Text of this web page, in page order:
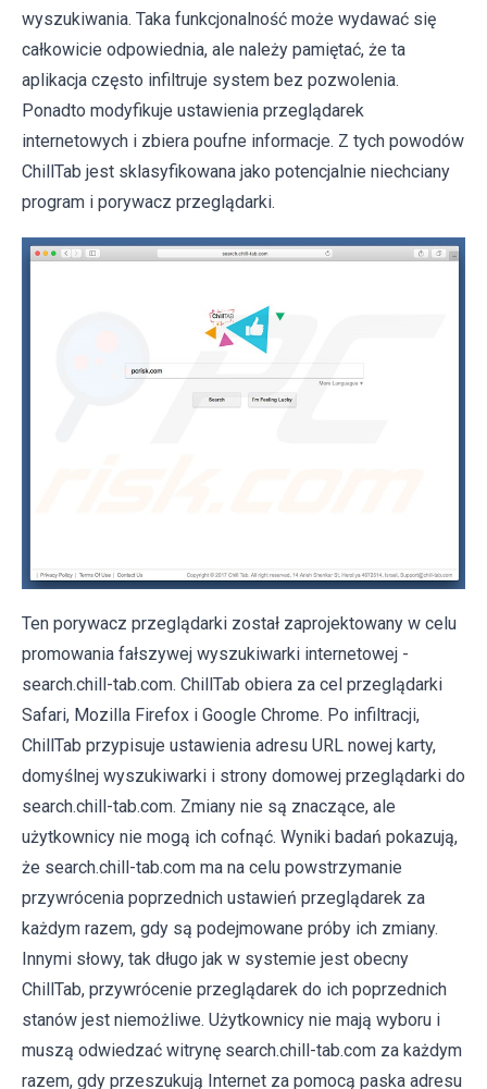
wyszukiwania. Taka funkcjonalność może wydawać się
całkowicie odpowiednia, ale należy pamiętać, że ta
aplikacja często infiltruje system bez pozwolenia.
Ponadto modyfikuje ustawienia przeglądarek
internetowych i zbiera poufne informacje. Z tych powodów
ChillTab jest sklasyfikowana jako potencjalnie niechciany
program i porywacz przeglądarki.
Ten porywacz przeglądarki został zaprojektowany w celu
promowania fałszywej wyszukiwarki internetowej -
search.chill-tab.com. ChillTab obiera za cel przeglądarki
Safari, Mozilla Firefox i Google Chrome. Po infiltracji,
ChillTab przypisuje ustawienia adresu URL nowej karty,
domyślnej wyszukiwarki i strony domowej przeglądarki do
search.chill-tab.com. Zmiany nie są znaczące, ale
użytkownicy nie mogą ich cofnąć. Wyniki badań pokazują,
że search.chill-tab.com ma na celu powstrzymanie
przywrócenia poprzednich ustawień przeglądarek za
każdym razem, gdy są podejmowane próby ich zmiany.
Innymi słowy, tak długo jak w systemie jest obecny
ChillTab, przywrócenie przeglądarek do ich poprzednich
stanów jest niemożliwe. Użytkownicy nie mają wyboru i
muszą odwiedzać witrynę search.chill-tab.com za każdym
razem, gdy przeszukują Internet za pomocą paska adresu